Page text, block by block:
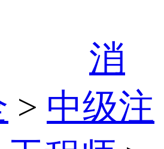
消
> 中级注